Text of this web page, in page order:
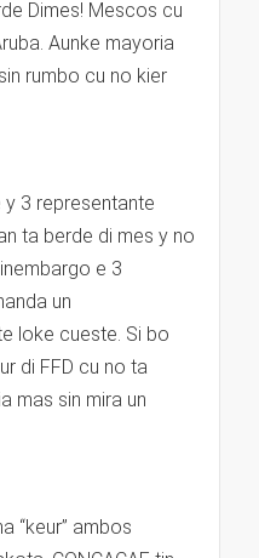
Dimes! Mescos cu
Aunke mayoria
rumbo cu no kier
3 representante
ta berde di mes y no
e 3
un
loke cueste. Si bo
di FFD cu no ta
mas sin mira un
“keur” ambos